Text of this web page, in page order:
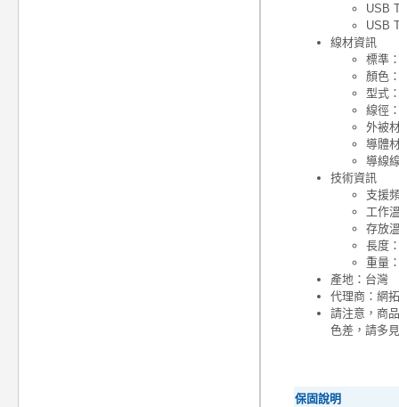
USB
USB
線材資訊
標準
顏色
型式
線徑
外被
導體
導線
技術資訊
支援
工作
存放
長度
重量
產地：台灣
代理商：網
請注意，商
色差，請多
保固說明